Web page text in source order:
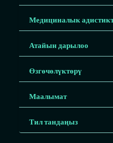
Медициналык
Атайын дарылоо
Өзгөчөлүктөрү
Маалымат
Тил тандаңыз